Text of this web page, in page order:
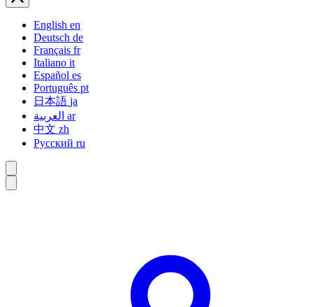
English en
Deutsch de
Français fr
Italiano it
Español es
Português pt
日本語 ja
ar
中文 zh
Русский ru